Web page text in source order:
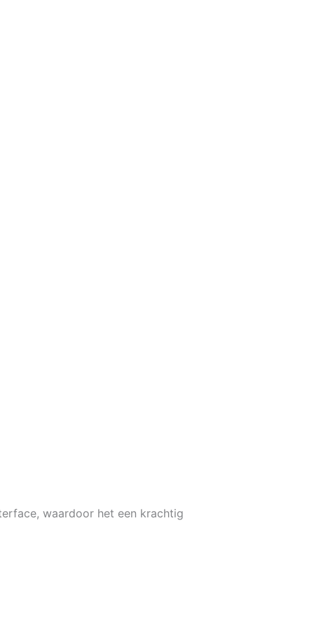
waardoor het een krachtig